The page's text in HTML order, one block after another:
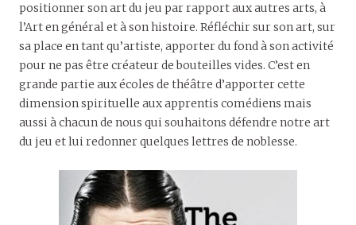
positionner son art du jeu par rapport aux autres arts, à
l’Art en général et à son histoire. Réfléchir sur son art, sur
sa place en tant qu’artiste, apporter du fond à son activité
pour ne pas être créateur de bouteilles vides. C’est en
grande partie aux écoles de théâtre d’apporter cette
dimension spirituelle aux apprentis comédiens mais
aussi à chacun de nous qui souhaitons défendre notre art
du jeu et lui redonner quelques lettres de noblesse.